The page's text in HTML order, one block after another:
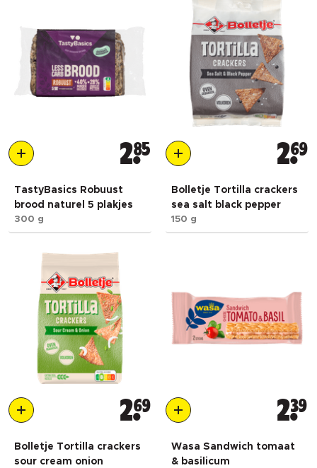
285
TastyBasics Robuust
brood naturel 5 plakjes
300 g
269
Bolletje Tortilla crackers
sea salt black pepper
150 g
269
Bolletje Tortilla crackers
sour cream onion
239
Wasa Sandwich tomaat
& basilicum